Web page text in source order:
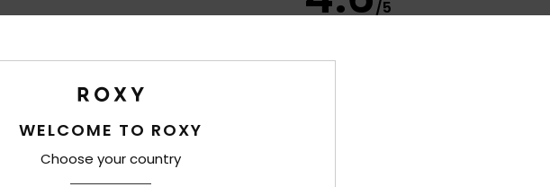
/5
basé sur9 avis vérifiés
Confort
Rapport qualité / prix
WELCOME TO ROXY
Choose your country